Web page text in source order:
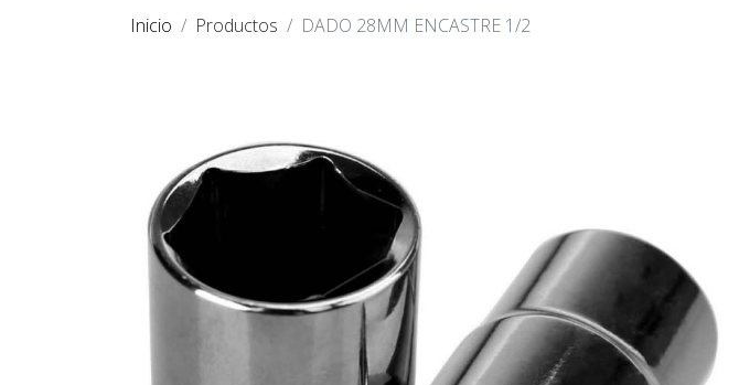
Inicio Productos DADO 28MM ENCASTRE 1/2